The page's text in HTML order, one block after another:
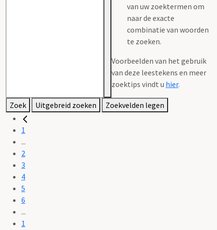
van uw zoektermen om
naar de exacte
combinatie van woorden
te zoeken.
Voorbeelden van het gebruik
van deze leestekens en meer
zoektips vindt u hier.
Zoek Uitgebreid zoeken Zoekvelden legen
1
...
2
3
4
5
6
...
1